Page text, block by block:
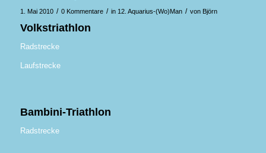
1. Mai 2010 / 0 Kommentare / in 12. Aquarius-(Wo)Man / von Björn
Volkstriathlon
Radstrecke
Laufstrecke
Bambini-Triathlon
Radstrecke